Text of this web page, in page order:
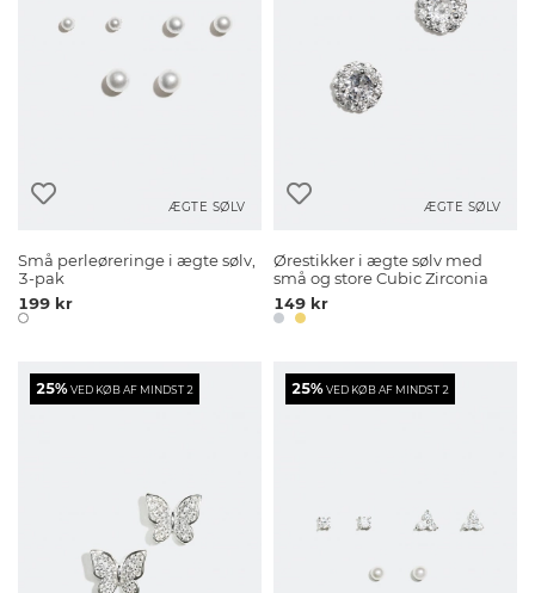
ÆGTE SØLV
Små perleøreringe i ægte sølv,
3-pak
199 kr
ÆGTE SØLV
Ørestikker i ægte sølv med
små og store Cubic Zirconia
149 kr
25%VED KØB AF MINDST 2 25%VED KØB AF MINDST 2